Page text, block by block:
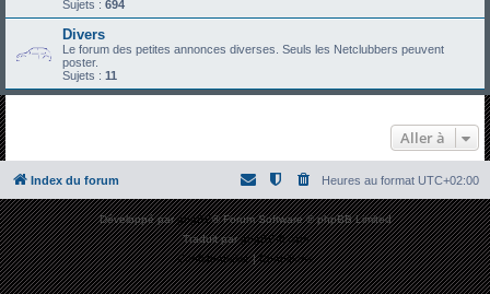
Sujets : 694
Divers
Le forum des petites annonces diverses. Seuls les Netclubbers peuvent
poster.
Sujets : 11
Aller à
Index du forum Heures au format UTC+02:00
Développé parphpBB® Forum Software © phpBB Limited
Traduit parphpBB-fr.com
Confidentialité|Conditions